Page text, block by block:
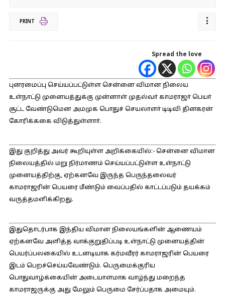
PRINT
Spread the love
புனரமைப்பு செய்யப்பட்டுள்ள சென்னை விமான நிலைய
உள்நாட்டு முனையத்துக்கு முன்னாள் முதல்வா் காமராஜா் பெயா்
சூட்ட வேண்டுமென அமமுக பொதுச் செயலாளா் டிடிவி தினகரன்
கோரிக்ககை விடுத்துள்ளாா்.
இது குறித்து அவர் கூறியுள்ள அறிக்கையில்:-சென்னை விமான
நிலையத்தில் மறு நிர்மாணம் செய்யப்பட்டுள்ள உள்நாட்டு
முனையத்திற்கு, ஏற்கனவே இருந்த பெருந்தலைவர்
காமராஜரின் பெயரை மீண்டும் வைப்பதில் காட்டப்படும் தயக்கம்
வருத்தமளிக்கிறது.
இதுதொடர்பாக இந்திய விமான நிலையங்களின் ஆணையம்
ஏற்கனவே அளித்த வாக்குறுதிப்படி உள்நாட்டு முனையத்தின்
பெயர்ப்பலகையில் உடனடியாக கர்மவீரர் காமராஜரின் பெயரை
இடம் பெறச்செய்யவேண்டும். பெருமைக்குரிய
பொதுவாழ்க்கையின் அடையாளமாக வாழ்ந்து மறைந்த
காமராஜருக்கு அது மேலும் பெருமை சேர்ப்பதாக அமையும்.